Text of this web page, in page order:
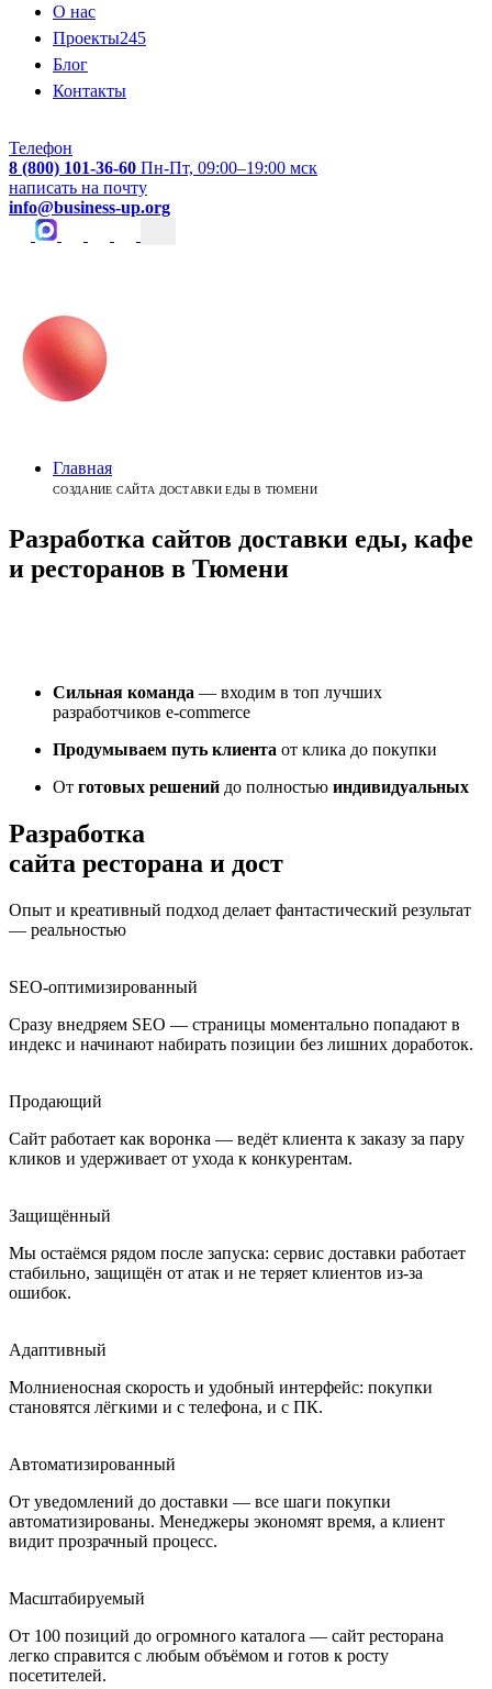
О нас
Проекты245
Блог
Контакты
Телефон
8 (800) 101-36-60 Пн-Пт, 09:00–19:00 мск
написать на почту
info@business-up.org
Главная
СОЗДАНИЕ САЙТА ДОСТАВКИ ЕДЫ В ТЮМЕНИ
Разработка сайтов доставки еды, кафе
и ресторанов в Тюмени
Сильная команда — входим в топ лучших
разработчиков e-commerce
Продумываем путь клиента от клика до покупки
От готовых решений до полностью индивидуальных
Разработка
сайта ресторана и доставки
Опыт и креативный подход делает фантастический результат
— реальностью
SEO-оптимизированный
Сразу внедряем SEO — страницы моментально попадают в
индекс и начинают набирать позиции без лишних доработок.
Продающий
Сайт работает как воронка — ведёт клиента к заказу за пару
кликов и удерживает от ухода к конкурентам.
Защищённый
Мы остаёмся рядом после запуска: сервис доставки работает
стабильно, защищён от атак и не теряет клиентов из-за
ошибок.
Адаптивный
Молниеносная скорость и удобный интерфейс: покупки
становятся лёгкими и с телефона, и с ПК.
Автоматизированный
От уведомлений до доставки — все шаги покупки
автоматизированы. Менеджеры экономят время, а клиент
видит прозрачный процесс.
Масштабируемый
От 100 позиций до огромного каталога — сайт ресторана
легко справится с любым объёмом и готов к росту
посетителей.